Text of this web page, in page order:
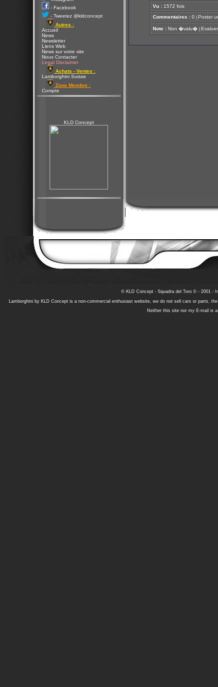
- Facebook
- Tweetez @kldconcept
Autres :
Accueil
News
Newsletter
Liens Web
News sur votre site
Nous Contacter
Legal Disclaimer
Achats - Ventes :
Lamborghini Suisse
Zone Membre :
Compte
KLD Concept
Vu : 1572 fois
Commentaires : 0 [ Poster
Note : Non �valu� [ Evaluer
© KLD Concept - Squadra del Toro © - 2001 -
Lamborghini by KLD Concept is a non-commercial enthusiast website, we do not sell cars or parts,
Neither this site nor my E-mail is